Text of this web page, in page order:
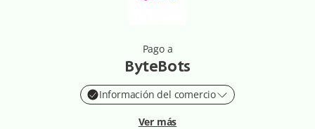
Pago a
ByteBots
Información del comercio
Ver más